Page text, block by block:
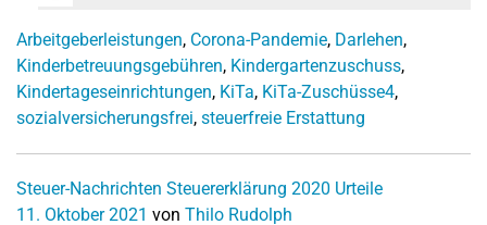
Arbeitgeberleistungen, Corona-Pandemie, Darlehen,
Kinderbetreuungsgebühren, Kindergartenzuschuss,
Kindertageseinrichtungen, KiTa, KiTa-Zuschüsse4,
sozialversicherungsfrei, steuerfreie Erstattung
Steuer-Nachrichten Steuererklärung 2020 Urteile
11. Oktober 2021 von Thilo Rudolph